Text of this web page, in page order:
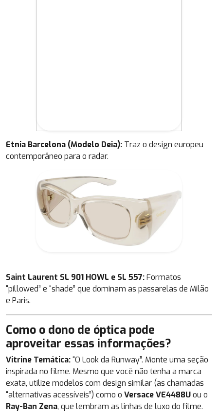
Etnia Barcelona (Modelo Deia): Traz o design europeu
contemporâneo para o radar.
Saint Laurent SL 901 HOWL e SL 557:Formatos
“pillowed” e “shade” que dominam as passarelas de Milão
e Paris.
Como o dono de óptica pode
aproveitar essas informações?
Vitrine Temática:“O Look da Runway”. Monte uma seção
inspirada no filme. Mesmo que você não tenha a marca
exata, utilize modelos com design similar (as chamadas
“alternativas acessíveis”) como o Versace VE4488Uou o
Ray-Ban Zena, que lembram as linhas de luxo do filme.